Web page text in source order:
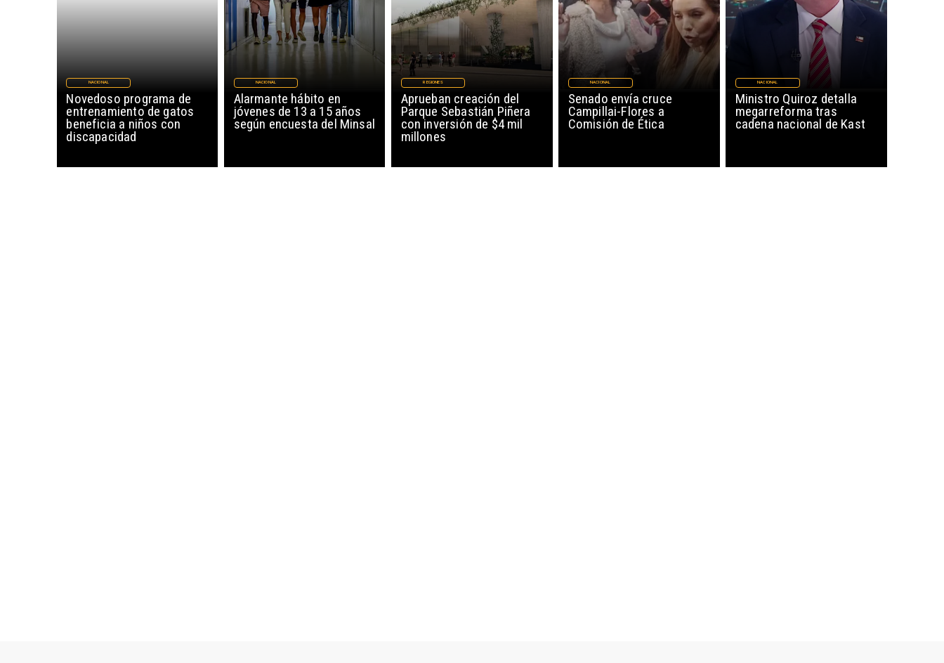
Novedoso programa de
entrenamiento de gatos
beneficia a niños con
discapacidad
NACIONAL
Alarmante hábito en
jóvenes de 13 a 15 años
según encuesta del Minsal
NACIONAL
Aprueban creación del
Parque Sebastián Piñera
con inversión de $4 mil
millones
REGIONES
Senado envía cruce
Campillai-Flores a
Comisión de Ética
NACIONAL
Ministro Quiroz detalla
megarreforma tras
cadena nacional de Kast
NACIONAL